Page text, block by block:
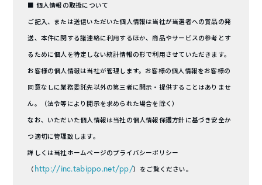
■ 個人情報の取扱について
ご記入、または送信いただいた個人情報は当社が当選者への賞品の発
送、本件に関する諸連絡に利用するほか、商品やサービスの参考とす
るために個人を特定しない統計情報の形で利用させていただきます。
お客様の個人情報は当社が管理します。お客様の個人情報をお客様の
同意なしに業務委託先以外の第三者に開示・提供することはありませ
ん。（法令等により開示を求められた場合を除く）
なお、いただいた個人情報は当社の個人情報保護方針に基づき安全か
つ適切に管理致します。
詳しくは当社ホームページのプライバシーポリシー
（ http://inc.tabippo.net/pp/）をご覧ください。